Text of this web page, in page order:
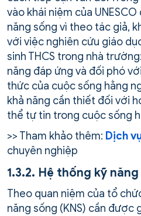
vào khái niệm của
năng sống vì theo tác giả,
với việc nghiên cứu giáo
sinh THCS trong nhà
năng đáp ứng và đối phó
thức của cuộc sống hằng
khả năng cần thiết đối với
thể tự tin trong cuộc sống
>> Tham khảo thêm: Dịch
chuyên nghiệp
1.3.2. Hệ thống kỹ
Theo quan niệm của tổ
năng sống (KNS) cần được